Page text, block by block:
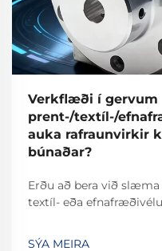
Verkflæði í gervum
prent-/textíl-/
auka rafraunvirkir
búnaðar?
Erðu að bera við
textíl- eða
öruggleika án
SÝA MEIRA